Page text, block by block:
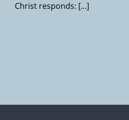
Christ responds: [...]